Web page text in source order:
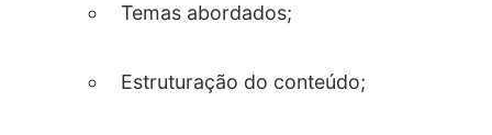
Temas abordados;
Estruturação do conteúdo;